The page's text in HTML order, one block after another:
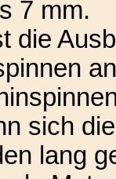
7 mm.
die
sich
lang